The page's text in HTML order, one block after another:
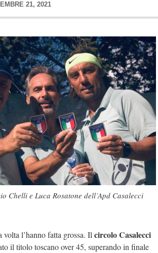
21, 2021
Chelli e Luca Rosatone dell’Apd Casalecci
l’hanno fatta grossa. Ilcircolo Casalecci
il titolo toscano over 45, superando in finale